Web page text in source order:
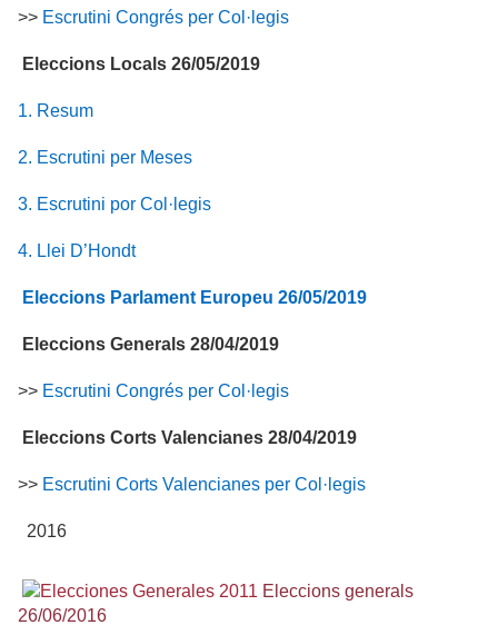
>> Escrutini Congrés per Col·legis
Eleccions Locals 26/05/2019
1. Resum
2. Escrutini per Meses
3. Escrutini por Col·legis
4. Llei D’Hondt
Eleccions Parlament Europeu 26/05/2019
Eleccions Generals 28/04/2019
>> Escrutini Congrés per Col·legis
Eleccions Corts Valencianes 28/04/2019
>> Escrutini Corts Valencianes per Col·legis
2016
Eleccions generals
26/06/2016